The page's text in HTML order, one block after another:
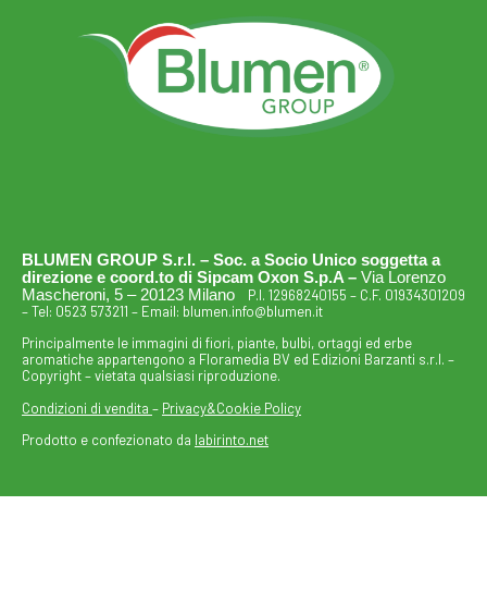
BLUMEN GROUP S.r.l. – Soc. a Socio Unico soggetta a
direzione e coord.to di Sipcam Oxon S.p.A – Via Lorenzo
Mascheroni, 5 – 20123 Milano P.I. 12968240155 – C.F. 01934301209
– Tel: 0523 573211 – Email: blumen.info@blumen.it
Principalmente le immagini di fiori, piante, bulbi, ortaggi ed erbe
aromatiche appartengono a Floramedia BV ed Edizioni Barzanti s.r.l. –
Copyright – vietata qualsiasi riproduzione.
Condizioni di vendita – Privacy&Cookie Policy
Prodotto e confezionato da labirinto.net